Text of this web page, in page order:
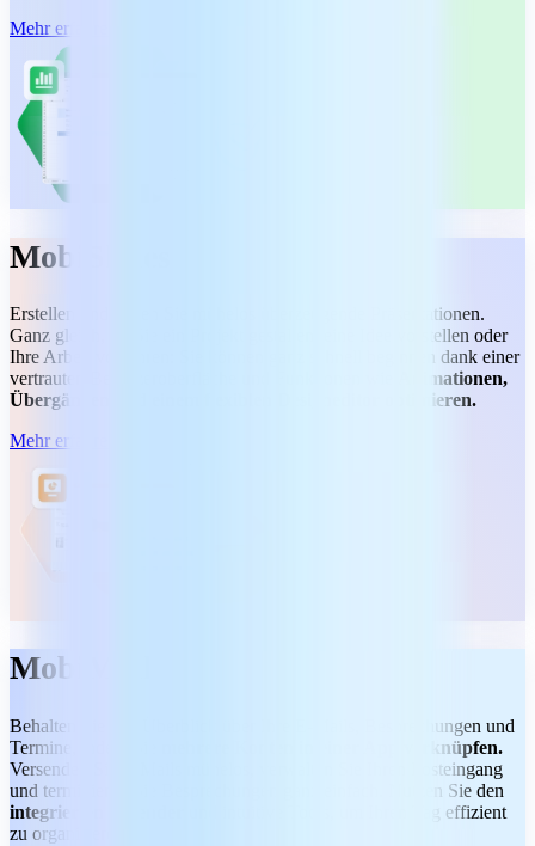
Mehr erfahren
MobiSlides
Erstellen und halten Sie mühelos überzeugende Präsentationen.
Ganz gleich, ob Sie ein Projekt gestalten, eine Idee vorstellen oder
Ihre Arbeit vorführen: Sie können ganz schnell beginnen dank einer
vertrauten Benutzeroberfläche und Funktionen wie
Animationen,
Übergängen und einem flexiblen Designeditor optimieren.
Mehr erfahren
MobiMail
Behalten Sie den Überblick über Ihre E-Mails, Besprechungen und
Termine, indem Sie
mehrere Konten in einer App verknüpfen.
Versenden Sie E-Mails mühelos, verwalten Sie Ihren Posteingang
und terminieren Sie Besprechungen ganz einfach. Nutzen Sie den
integrierten Kalender
und intuitive Tools, um Ihren Tag effizient
zu organisieren.